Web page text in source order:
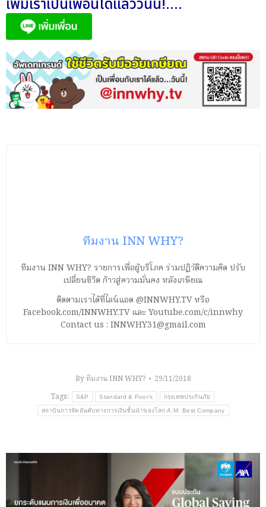
เพิ่มเราเป็นเพื่อนได้แล้ววันนี้!....
ทีมงาน INN WHY?
ทีมงาน INN WHY? รายการเพื่อผู้บริโภค ร่วมปฏิวัติความคิด ปรับ
เปลี่ยนชีวิต ก้าวสู่ความมั่นคง หลังเกษียณ
ติดตามเราได้ที่ไลน์แอด @INNWHY.TV หรือ
Facebook.com/INNWHY.TV และ Youtube.com/c/innwhy
Contact us : INNWHY31@gmail.com
Byทีมงาน INN WHY?
29/11/2018
Tags:
S&P Standard & Poor’s กรุงเทพประกันภัย
สถาบันการจัดอันดับทางการเงินชั้นนำของโลก A.M. Best Company